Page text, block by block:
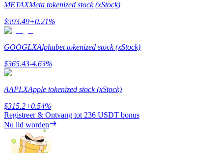
Launchpool
METAXMeta tokenized stock (xStock)
$593.49+0.21%
GOOGLXAlphabet tokenized stock (xStock)
$365.43-4.63%
AAPLXApple tokenized stock (xStock)
$315.2+0.54%
Registreer & Ontvang tot 236 USDT bonus
Nu lid worden